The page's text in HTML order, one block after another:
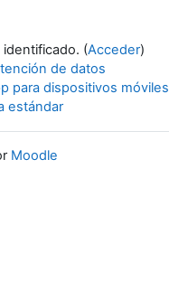
(Acceder)
de datos
para dispositivos móviles
estándar
Moodle